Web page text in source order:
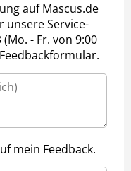
auf Mascus.de
unsere Service-
- Fr. von 9:00
mein Feedback.